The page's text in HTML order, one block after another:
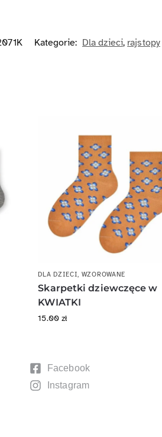
Kategorie: Dla dzieci, rajstopy
DLA DZIECI, WZOROWANE
Skarpetki dziewczęce w
KWIATKI
15.00 zł
Facebook
Instagram